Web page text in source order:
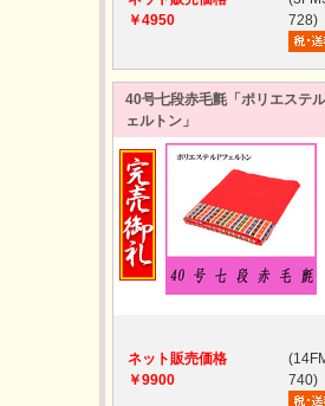
￥4950
728)
40号七段赤毛氈「ポリエステ
ェルトン」
ネット販売価格
￥9900
740)